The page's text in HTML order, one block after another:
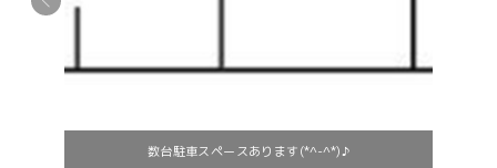
数台駐車スペースあります(*^-^*)♪